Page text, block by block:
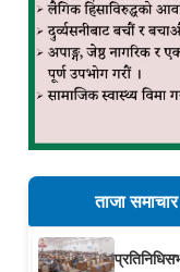
ताजा समाचार